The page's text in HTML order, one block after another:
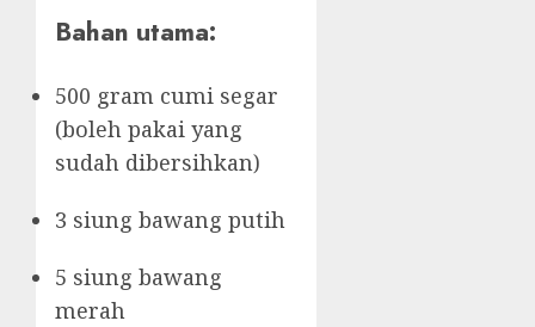
Bahan utama:
500 gram cumi segar
(boleh pakai yang
sudah dibersihkan)
3 siung bawang putih
5 siung bawang
merah